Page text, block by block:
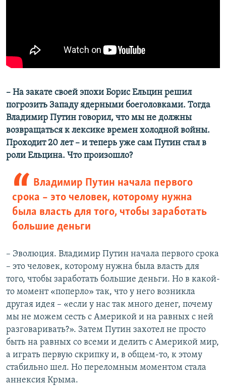
– На закате своей эпохи Борис Ельцин решил
погрозить Западу ядерными боеголовками. Тогда
Владимир Путин говорил, что мы не должны
возвращаться к лексике времен холодной войны.
Проходит 20 лет – и теперь уже сам Путин стал в
роли Ельцина. Что произошло?
Владимир Путин начала первого
срока – это человек, которому нужна
была власть для того, чтобы заработать
большие деньги
– Эволюция. Владимир Путин начала первого срока
– это человек, которому нужна была власть для
того, чтобы заработать большие деньги. Но в какой-
то момент «поперло» так, что у него возникла
другая идея – «если у нас так много денег, почему
мы не можем сесть с Америкой и на равных с ней
разговаривать?». Затем Путин захотел не просто
быть на равных со всеми и делить с Америкой мир,
а играть первую скрипку и, в общем-то, к этому
стабильно шел. Но переломным моментом стала
аннексия Крыма.